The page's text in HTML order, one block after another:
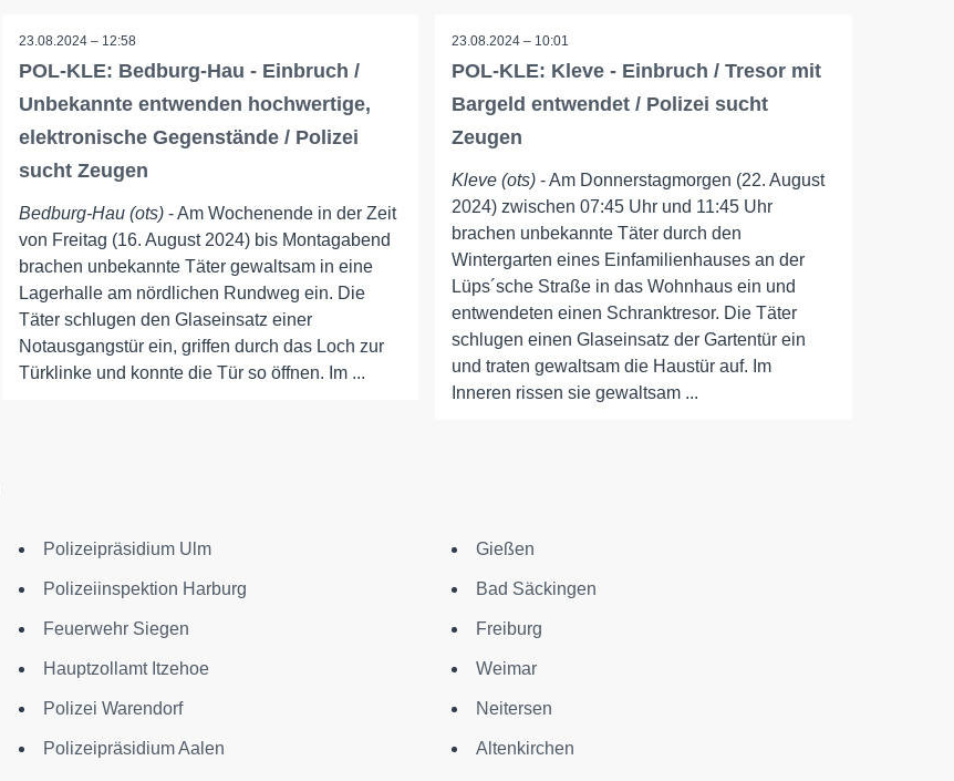
23.08.2024 – 12:58
POL-KLE: Bedburg-Hau - Einbruch /
Unbekannte entwenden hochwertige,
elektronische Gegenstände / Polizei
sucht Zeugen
Bedburg-Hau (ots)- Am Wochenende in der Zeit
von Freitag (16. August 2024) bis Montagabend
brachen unbekannte Täter gewaltsam in eine
Lagerhalle am nördlichen Rundweg ein. Die
Täter schlugen den Glaseinsatz einer
Notausgangstür ein, griffen durch das Loch zur
Türklinke und konnte die Tür so öffnen. Im ...
23.08.2024 – 10:01
POL-KLE: Kleve - Einbruch / Tresor mit
Bargeld entwendet / Polizei sucht
Zeugen
Kleve (ots) - Am Donnerstagmorgen (22. August
2024) zwischen 07:45 Uhr und 11:45 Uhr
brachen unbekannte Täter durch den
Wintergarten eines Einfamilienhauses an der
Lüps´sche Straße in das Wohnhaus ein und
entwendeten einen Schranktresor. Die Täter
schlugen einen Glaseinsatz der Gartentür ein
und traten gewaltsam die Haustür auf. Im
Inneren rissen sie gewaltsam ...
Polizeipräsidium Ulm
Polizeiinspektion Harburg
Feuerwehr Siegen
Hauptzollamt Itzehoe
Polizei Warendorf
Polizeipräsidium Aalen
Gießen
Bad Säckingen
Freiburg
Weimar
Neitersen
Altenkirchen